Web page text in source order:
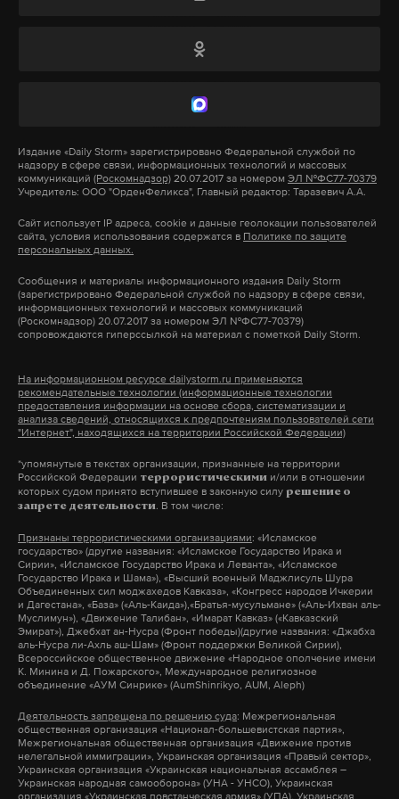
Подпишитесь на Daily Storm в
А еще мы есть вTelegram,ДзениVK.
Макс Telegram
Дзен VK
Издание «Daily Storm» зарегистрировано Федеральной службой по
надзору в сфере связи, информационных технологий и массовых
коммуникаций (Роскомнадзор) 20.07.2017 за номером ЭЛ №ФС77-70379
Учредитель: ООО "ОрденФеликса", Главный редактор: Таразевич А.А.
Сайт использует IP адреса, cookie и данные геолокации пользователей
сайта, условия использования содержатся в Политике по защите
персональных данных.
Сообщения и материалы информационного издания Daily Storm
(зарегистрировано Федеральной службой по надзору в сфере связи,
информационных технологий и массовых коммуникаций
(Роскомнадзор) 20.07.2017 за номером ЭЛ №ФС77-70379)
сопровождаются гиперссылкой на материал с пометкой Daily Storm.
На информационном ресурсе dailystorm.ru применяются
рекомендательные технологии (информационные технологии
предоставления информации на основе сбора, систематизации и
анализа сведений, относящихся к предпочтениям пользователей сети
"Интернет", находящихся на территории Российской Федерации)
*упомянутые в текстах организации, признанные на территории
Российской Федерации террористическими и/или в отношении
которых судом принято вступившее в законную силу решение о
запрете деятельности. В том числе:
Признаны террористическими организациями: «Исламское
государство» (другие названия: «Исламское Государство Ирака и
Сирии», «Исламское Государство Ирака и Леванта», «Исламское
Государство Ирака и Шама»), «Высший военный Маджлисуль Шура
Объединенных сил моджахедов Кавказа», «Конгресс народов Ичкерии
и Дагестана», «База» («Аль-Каида»),«Братья-мусульмане» («Аль-Ихван аль-
Муслимун»), «Движение Талибан», «Имарат Кавказ» («Кавказский
Эмират»), Джебхат ан-Нусра (Фронт победы)(другие названия: «Джабха
аль-Нусра ли-Ахль аш-Шам» (Фронт поддержки Великой Сирии),
Всероссийское общественное движение «Народное ополчение имени
К. Минина и Д. Пожарского», Международное религиозное
объединение «АУМ Синрике» (AumShinrikyo, AUM, Aleph)
Деятельность запрещена по решению суда: Межрегиональная
общественная организация «Национал-большевистская партия»,
Межрегиональная общественная организация «Движение против
нелегальной иммиграции», Украинская организация «Правый сектор»,
Украинская организация «Украинская национальная ассамблея –
Украинская народная самооборона» (УНА - УНСО), Украинская
организация «Украинская повстанческая армия» (УПА), Украинская